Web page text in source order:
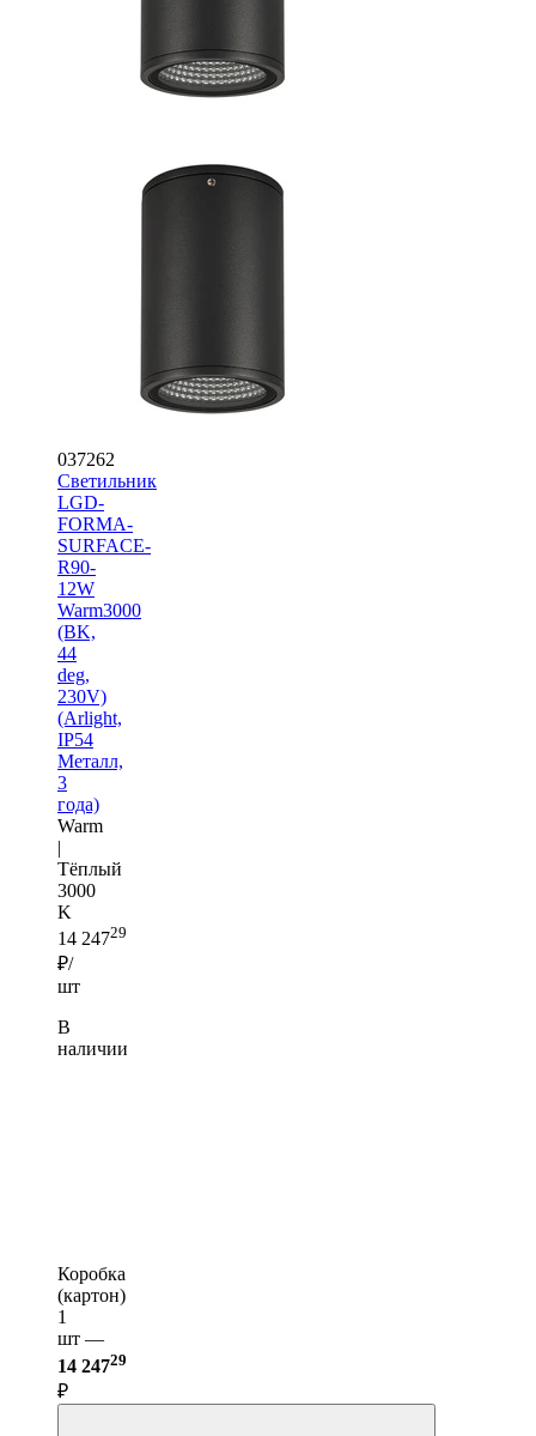
037262
Светильник
LGD-
FORMA-
SURFACE-
R90-
12W
Warm3000
(BK,
44
deg,
230V)
(Arlight,
IP54
Металл,
3
года)
Warm
|
Тёплый
3000
K
14 24729
₽/
шт
В
наличии
Коробка
(картон)
1
шт —
14 24729
₽